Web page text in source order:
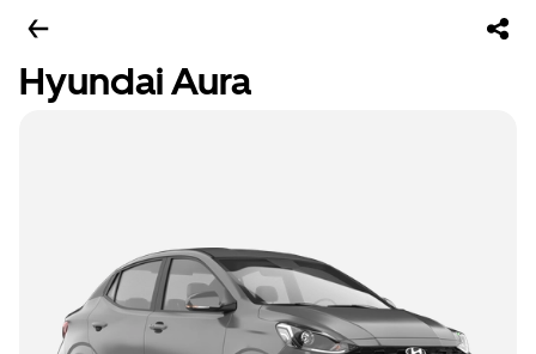
Hyundai Aura